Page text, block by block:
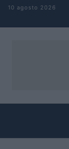
Pular para o
10 agosto 2026